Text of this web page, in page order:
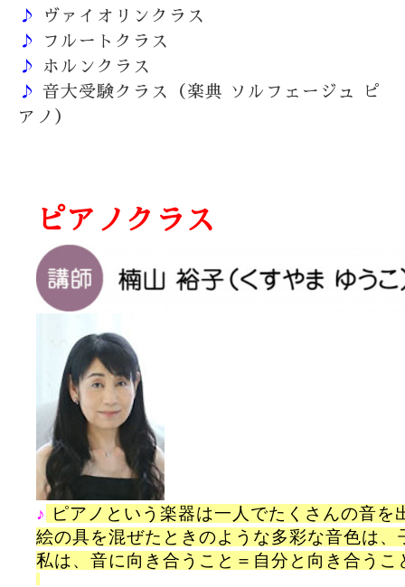
♪
ヴァイオリンクラス
♪
フルートクラス
♪
ホルン クラス
♪
音大受験クラス（楽典 ソルフェージュ ピ
アノ）
ピアノクラス
♪ ピアノという楽器は一人でたくさんの音を
絵の具を混ぜたときのような多彩な音色は
私は、音に向き合うこと＝自分と向き合う